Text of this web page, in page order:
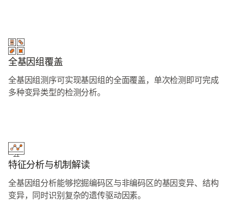
全基因组覆盖
全基因组测序可实现基因组的全面覆盖，单次检测即可完成
多种变异类型的检测分析。
特征分析与机制解读
全基因组分析能够挖掘编码区与非编码区的基因变异、结构
变异，同时识别复杂的遗传驱动因素。